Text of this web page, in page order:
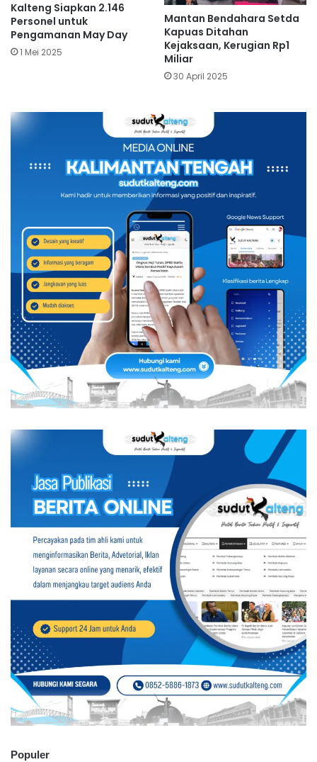
Kalteng Siapkan 2.146
Personel untuk
Pengamanan May Day
1 Mei 2025
Mantan Bendahara Setda
Kapuas Ditahan
Kejaksaan, Kerugian Rp1
Miliar
30 April 2025
Populer